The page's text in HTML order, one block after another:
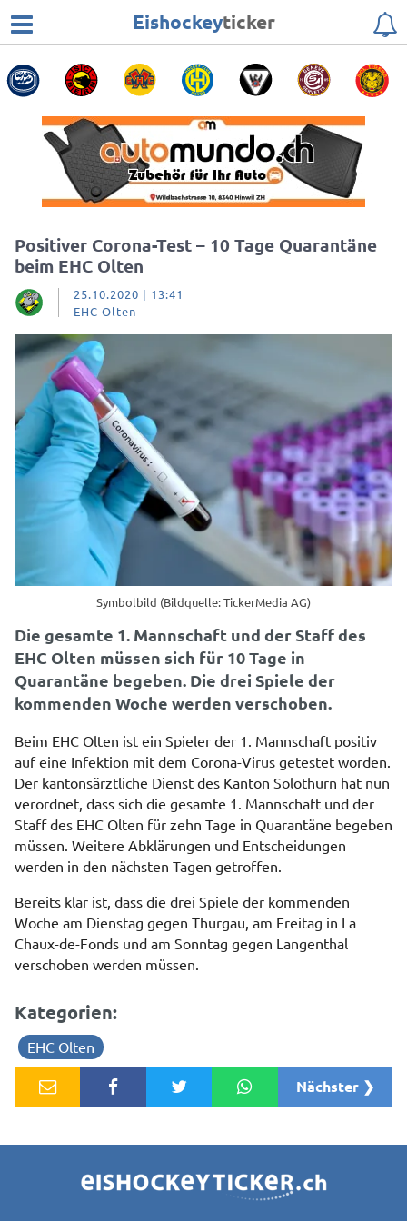
Eishockeyticker
Positiver Corona-Test – 10 Tage Quarantäne
beim EHC Olten
25.10.2020 | 13:41
EHC Olten
Symbolbild (Bildquelle: TickerMedia AG)
Die gesamte 1. Mannschaft und der Staff des
EHC Olten müssen sich für 10 Tage in
Quarantäne begeben. Die drei Spiele der
kommenden Woche werden verschoben.
Beim EHC Olten ist ein Spieler der 1. Mannschaft positiv
auf eine Infektion mit dem Corona-Virus getestet worden.
Der kantonsärztliche Dienst des Kanton Solothurn hat nun
verordnet, dass sich die gesamte 1. Mannschaft und der
Staff des EHC Olten für zehn Tage in Quarantäne begeben
müssen. Weitere Abklärungen und Entscheidungen
werden in den nächsten Tagen getroffen.
Bereits klar ist, dass die drei Spiele der kommenden
Woche am Dienstag gegen Thurgau, am Freitag in La
Chaux-de-Fonds und am Sonntag gegen Langenthal
verschoben werden müssen.
Kategorien:
EHC Olten
Nächster ❯